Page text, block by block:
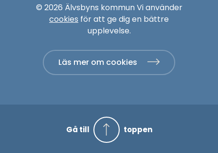
© 2026 Älvsbyns kommun Vi använder
cookies för att ge dig en bättre
upplevelse.
Läs mer om cookies
Gå till toppen